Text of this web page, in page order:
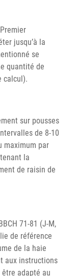
jusqu’à la
se
quantité de
calcul).
sur pousses
de 8-10
maximum par
la
de raisin de
71-81 (J-M,
de référence
de la haie
aux instructions
adapté au